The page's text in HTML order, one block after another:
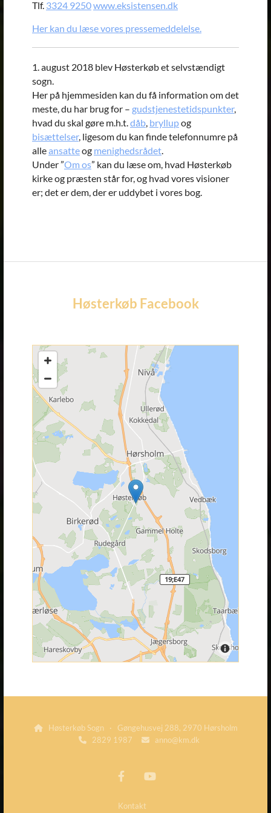
Tlf. 3324 9250www.eksistensen.dk
Her kan du læse vores pressemeddelelse.
1. august 2018 blev Høsterkøb et selvstændigt
sogn.
Her på hjemmesiden kan du få information om det
meste, du har brug for – gudstjenestetidspunkter,
hvad du skal gøre m.h.t.dåb, bryllupog
bisættelser, ligesom du kan finde telefonnumre på
alleansatteog menighedsrådet.
Under ”Om os” kan du læse om, hvad Høsterkøb
kirke og præsten står for, og hvad vores visioner
er; det er dem, der er uddybet i vores bog.
Høsterkøb Facebook
Høsterkøb Sogn · Gøngehusvej 288, 2970 Hørsholm
 2829 1987  anno@km.dk
Kontakt